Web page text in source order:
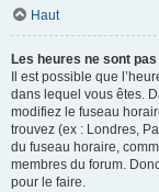
Haut
Les heures ne sont
Il est possible que
dans lequel vous êtes.
modifiez le fuseau
trouvez (ex : Londres,
du fuseau horaire,
membres du forum.
pour le faire.